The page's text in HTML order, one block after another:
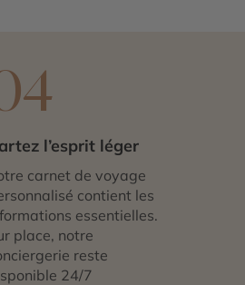
l’esprit léger
carnet de voyage
contient les
essentielles.
place, notre
reste
24/7